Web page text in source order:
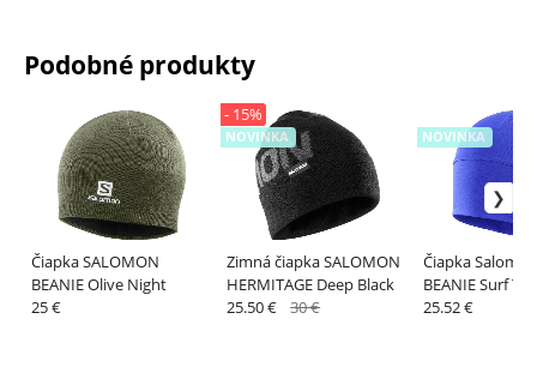
Podobné produkty
Čiapka SALOMON
BEANIE Olive Night
25 €
Zimná čiapka SALOMON
HERMITAGE Deep Black
NOVINKA
- 15%
25.50 € 30 €
Čiapka
BEANIE Surf The
Web/Reflec
NOVINKA
25.52 €